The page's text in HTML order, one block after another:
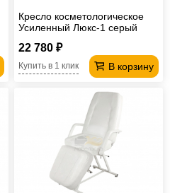
Кресло косметологическое
Усиленный Люкс-1 серый
22 780 ₽
В корзину
Купить в 1 клик